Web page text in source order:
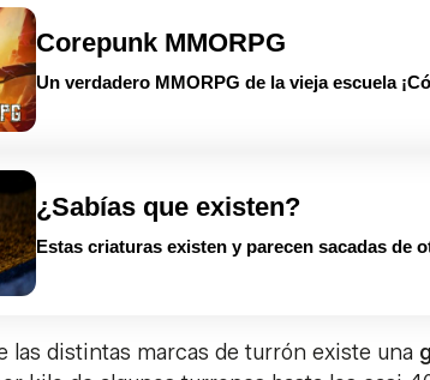
Corepunk MMORPG
Un verdadero MMORPG de la vieja escuela
¿Sabías que existen?
Estas criaturas existen y parecen sacadas de
las distintas marcas de turrón existe una